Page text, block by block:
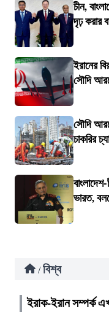
চীন,
দৃঢ় করার
ইরানের
সৌদি
সৌদি
চাকরির
ভারত,
/ বিশ্ব
ইরাক-ইরান সম্পর্ক